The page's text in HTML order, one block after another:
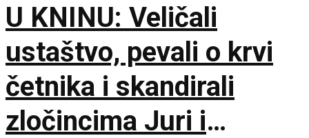
U KNINU: Veličali
ustaštvo, pevali o krvi
četnika i skandirali
zločincima Juri i